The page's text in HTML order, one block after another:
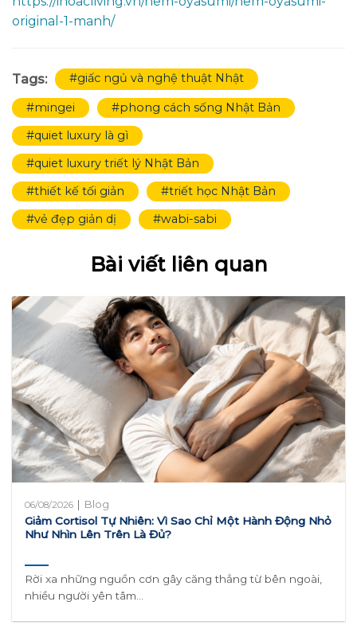
original-1-manh/
Tags: #giấc ngủ và nghệ thuật Nhật
#mingei
#phong cách sống Nhật Bản
#quiet luxury là gì
#quiet luxury triết lý Nhật Bản
#thiết kế tối giản
#triết học Nhật Bản
#vẻ đẹp giản dị
#wabi-sabi
Bài viết liên quan
06/08/2026 | Blog
Giảm Cortisol Tự Nhiên: Vì Sao Chỉ Một Hành Động Nhỏ
Như Nhìn Lên Trên Là Đủ?
Rời xa những nguồn cơn gây căng thẳng từ bên ngoài,
nhiều người yên tâm...